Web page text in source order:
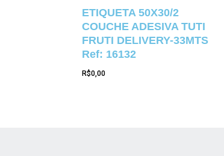
ETIQUETA 50X30/2
COUCHE ADESIVA TUTI
FRUTI DELIVERY-33MTS
Ref: 16132
R$0,00